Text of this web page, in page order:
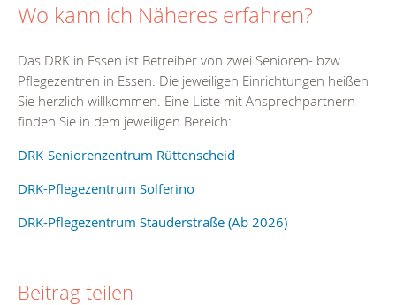
Wo kann ich Näheres erfahren?
Das DRK in Essen ist Betreiber von zwei Senioren- bzw.
Pflegezentren in Essen. Die jeweiligen Einrichtungen heißen
Sie herzlich willkommen. Eine Liste mit Ansprechpartnern
finden Sie in dem jeweiligen Bereich:
DRK-Seniorenzentrum Rüttenscheid
DRK-Pflegezentrum Solferino
DRK-Pflegezentrum Stauderstraße (Ab 2026)
Beitrag teilen